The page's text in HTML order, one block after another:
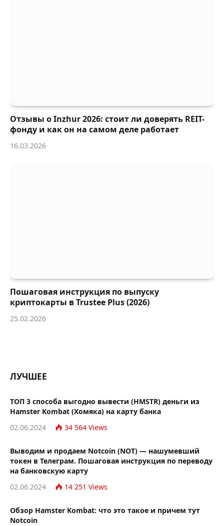
Отзывы о Inzhur 2026: стоит ли доверять REIT-
фонду и как он на самом деле работает
16.03.2026
Пошаговая инструкция по выпуску
криптокарты в Trustee Plus (2026)
25.02.2026
ЛУЧШЕЕ
ТОП 3 способа выгодно вывести (HMSTR) деньги из
Hamster Kombat (Хомяка) на карту банка
02.06.2024
34 564 Views
Выводим и продаем Notcoin (NOT) — нашумевший
токен в Телеграм. Пошаговая инструкция по переводу
на банковскую карту
02.06.2024
14 251 Views
Обзор Hamster Kombat: что это такое и причем тут
Notcoin